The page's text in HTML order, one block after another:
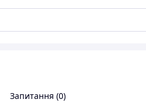
Запитання (0)